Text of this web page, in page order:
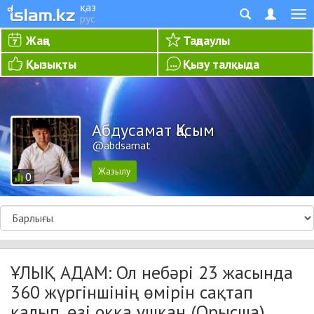
қаз
рус
Жаңа
Таңдаулы
Қызықты
Қызу талқыда
0
Абдусамат Қасым
@abdsamat
ҰЛЫҚ АДАМ: Ол небәрі 23 жасында
360 жүргіншінің өмірін сақтап